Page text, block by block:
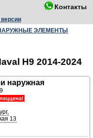
Контакты
ЭЛЕМЕНТЫ
H9 2014-2024
нaружная
13